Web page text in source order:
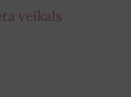
veikals